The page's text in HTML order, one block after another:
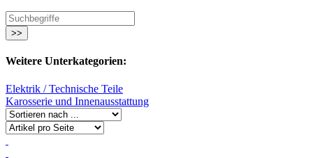
>>
Weitere Unterkategorien:
Elektrik / Technische Teile
Karosserie und Innenausstattung